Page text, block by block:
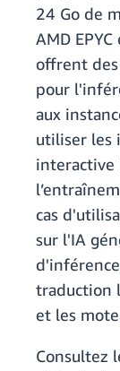
24 Go de
AMD
offrent
pour
aux
utiliser les
interactive
cas
sur l'IA
traduction
et les
Consultez